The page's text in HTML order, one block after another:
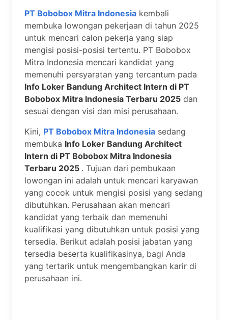
PT Bobobox Mitra Indonesia kembali
membuka lowongan pekerjaan di tahun 2025
untuk mencari calon pekerja yang siap
mengisi posisi-posisi tertentu. PT Bobobox
Mitra Indonesia mencari kandidat yang
memenuhi persyaratan yang tercantum pada
Info Loker Bandung Architect Intern di PT
Bobobox Mitra Indonesia Terbaru 2025 dan
sesuai dengan visi dan misi perusahaan.
Kini, PT Bobobox Mitra Indonesia sedang
membuka Info Loker Bandung Architect
Intern di PT Bobobox Mitra Indonesia
Terbaru 2025 . Tujuan dari pembukaan
lowongan ini adalah untuk mencari karyawan
yang cocok untuk mengisi posisi yang sedang
dibutuhkan. Perusahaan akan mencari
kandidat yang terbaik dan memenuhi
kualifikasi yang dibutuhkan untuk posisi yang
tersedia. Berikut adalah posisi jabatan yang
tersedia beserta kualifikasinya, bagi Anda
yang tertarik untuk mengembangkan karir di
perusahaan ini.